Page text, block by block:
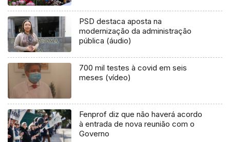
PSD destaca aposta na
modernização da administração
pública (áudio)
700 mil testes à covid em seis
meses (vídeo)
Fenprof diz que não haverá acordo
à entrada de nova reunião com o
Governo